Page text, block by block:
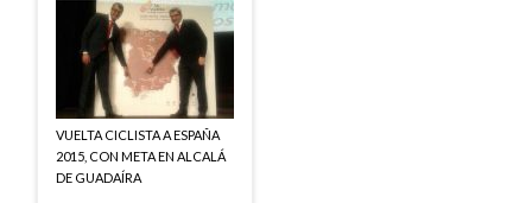
VUELTA CICLISTA A ESPAÑA
2015, CON META EN ALCALÁ
DE GUADAÍRA